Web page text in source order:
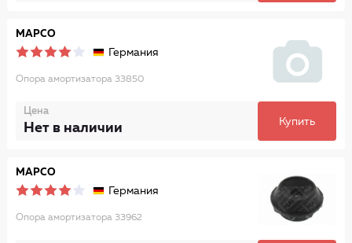
MAPCO
Германия
Опора амортизатора 33850
Цена
Нет в наличии Купить
MAPCO
Германия
Опора амортизатора 33962